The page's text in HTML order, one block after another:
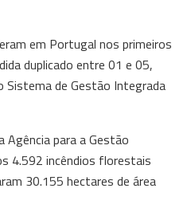
em Portugal nos primeiros
duplicado entre 01 e 05,
Sistema de Gestão Integrada
Agência para a Gestão
4.592 incêndios florestais
30.155 hectares de área